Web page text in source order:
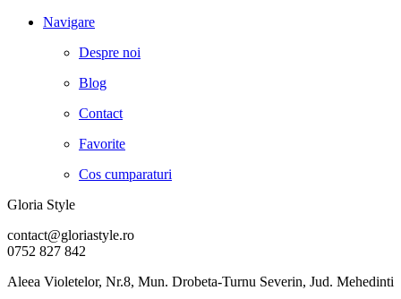
Navigare
Despre noi
Blog
Contact
Favorite
Cos cumparaturi
Gloria Style
contact@gloriastyle.ro
0752 827 842
Aleea Violetelor, Nr.8, Mun. Drobeta-Turnu Severin, Jud. Mehedinti